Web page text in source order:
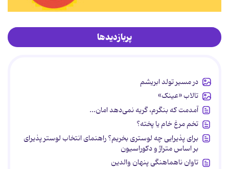
پربازدیدها
در مسیر تولد ابریشم
تالاب «عینک»
آمدمت که بنگرم، گریه نمی‌دهد امان...
تخم مرغ خام یا پخته؟
برای پذیرایی چه لوستری بخریم؟ راهنمای انتخاب لوستر پذیرای
بر اساس متراژ و دکوراسیون
تاوان ناهماهنگی پنهان والدین